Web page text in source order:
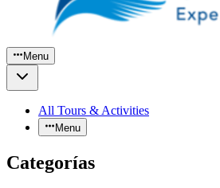
Menu
All Tours & Activities
Menu
Categorías